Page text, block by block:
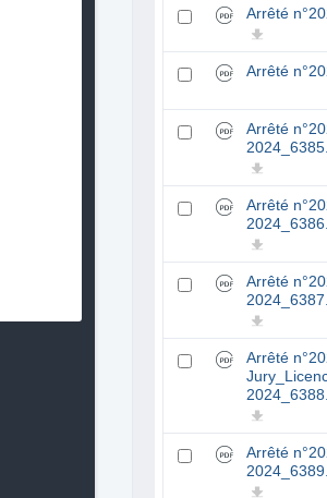
Arrêté
Arrêté
Arrêté
Arrêté
Arrêté
Arrêté
Arrêté